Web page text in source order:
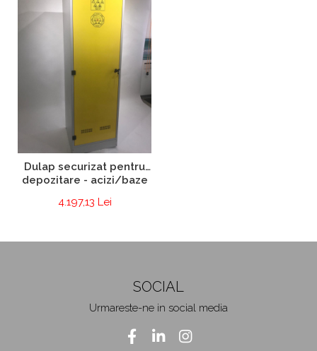
Dulap securizat pentru
depozitare - acizi/baze
4.197,13 Lei
SOCIAL
Urmareste-ne in social media